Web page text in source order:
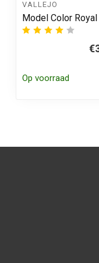
VALLEJO
Model Color
Op voorraad